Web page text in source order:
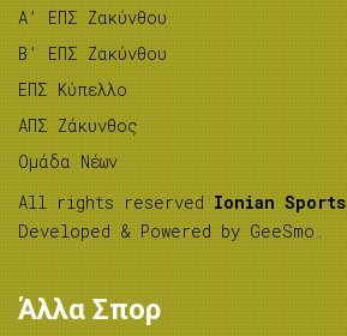
A’ ΕΠΣ Ζακύνθου
B’ ΕΠΣ Ζακύνθου
ΕΠΣ Κύπελλο
ΑΠΣ Ζάκυνθος
Ομάδα Νέων
All rights reserved Ionian Sports
Developed & Powered by GeeSmo .
Άλλα Σπορ